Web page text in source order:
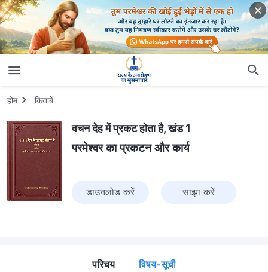
होम किताबें
वचन देह में प्रकट होता है, खंड 1
परमेश्वर का प्रकटन और कार्य
डाउनलोड करें साझा करें
परिचय विषय-सूची